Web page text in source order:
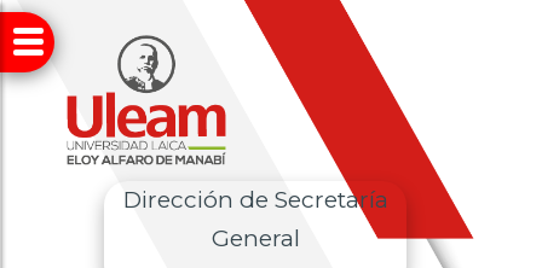
Dirección de Secretaría
General